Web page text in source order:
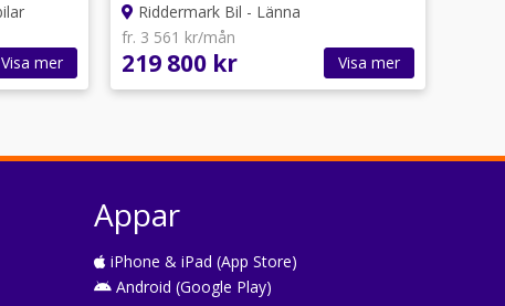
Visa mer
Riddermark Bil - Länna
fr. 3 561 kr/mån
219 800 kr Visa mer
Appar
iPhone & iPad (App Store)
Android (Google Play)